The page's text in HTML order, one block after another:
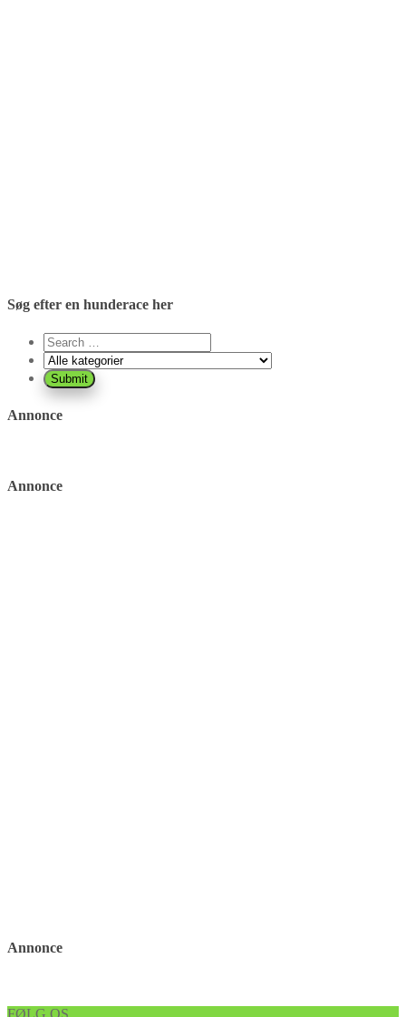
Søg efter en hunderace her
Annonce
Annonce
Annonce